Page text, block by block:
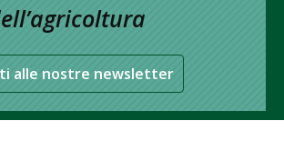
alle nostre newsletter